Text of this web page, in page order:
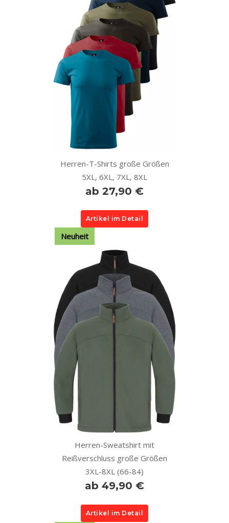
Herren-T-Shirts große Größen
5XL, 6XL, 7XL, 8XL
ab 27,90 €
Artikel im Detail
Neuheit
Herren-Sweatshirt mit
Reißverschluss große Größen
3XL-8XL (66-84)
ab 49,90 €
Artikel im Detail